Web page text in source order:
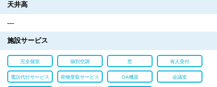
天井高
―
施設サービス
完全個室 個別空調 窓 有人受付
電話代行サービス 荷物受取サービス OA機器 会議室